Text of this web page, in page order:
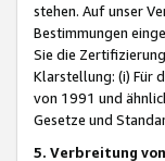
stehen. Auf unser
Bestimmungen
Sie die
Klarstellung: (i) Für
von 1991 und
Gesetze und
5. Verbreitung